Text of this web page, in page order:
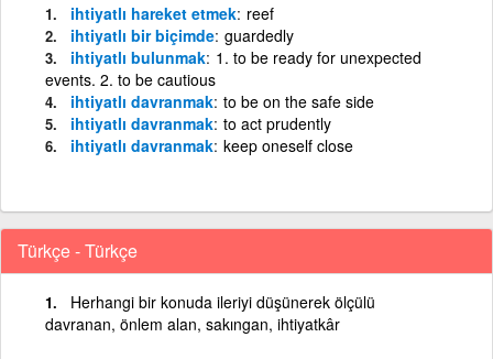
ihtiyatlı hareket etmek reef
ihtiyatlı bir biçimde guardedly
ihtiyatlı bulunmak 1. to be ready for unexpected
events. 2. to be cautious
ihtiyatlı davranmak to be on the safe side
ihtiyatlı davranmak to act prudently
ihtiyatlı davranmak keep oneself close
Türkçe - Türkçe
Herhangi bir konuda ileriyi düşünerek ölçülü
davranan, önlem alan, sakıngan, ihtiyatkâr